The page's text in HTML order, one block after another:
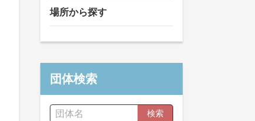
場所から探す
団体検索
検索